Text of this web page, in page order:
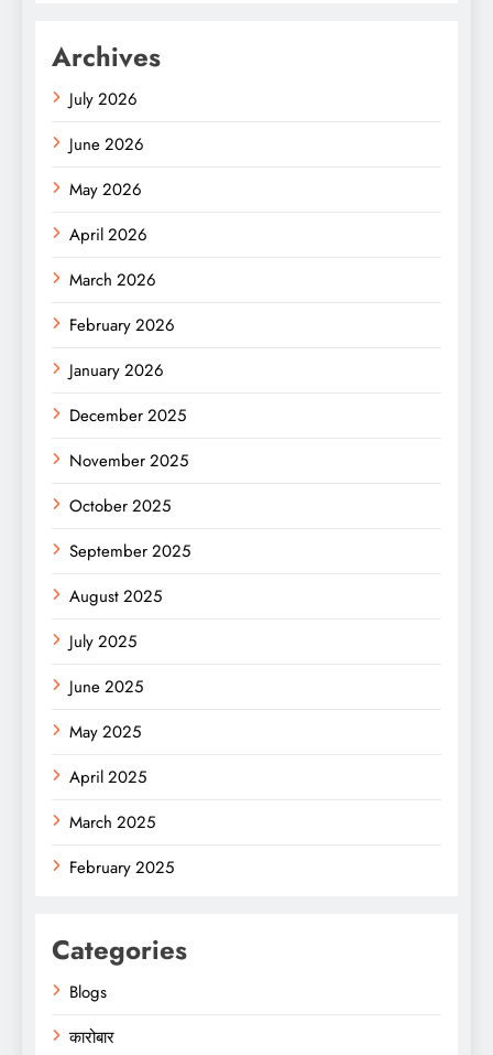
Archives
July 2026
June 2026
May 2026
April 2026
March 2026
February 2026
January 2026
December 2025
November 2025
October 2025
September 2025
August 2025
July 2025
June 2025
May 2025
April 2025
March 2025
February 2025
Categories
Blogs
कारोबार